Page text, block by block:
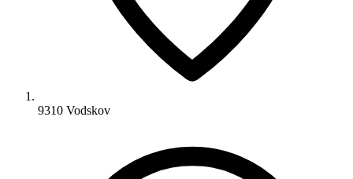
9310 Vodskov